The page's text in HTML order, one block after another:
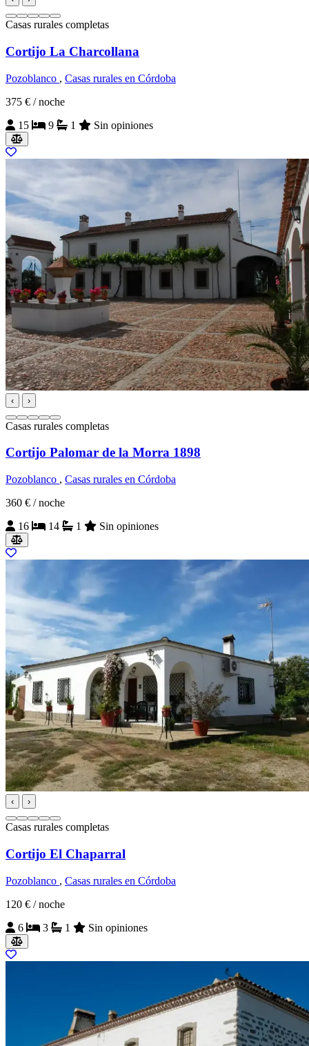
Casas rurales completas
Cortijo La Charcollana
Pozoblanco , Casas rurales en Córdoba
375 € / noche
15
9 1 Sin opiniones
‹ ›
Casas rurales completas
Cortijo Palomar de la Morra 1898
Pozoblanco , Casas rurales en Córdoba
360 € / noche
16
14 1 Sin opiniones
‹ ›
Casas rurales completas
Cortijo El Chaparral
Pozoblanco , Casas rurales en Córdoba
120 € / noche
6
3 1 Sin opiniones